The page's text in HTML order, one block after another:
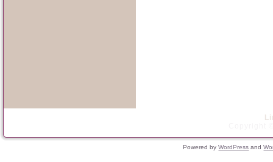
Powered byWordPress and